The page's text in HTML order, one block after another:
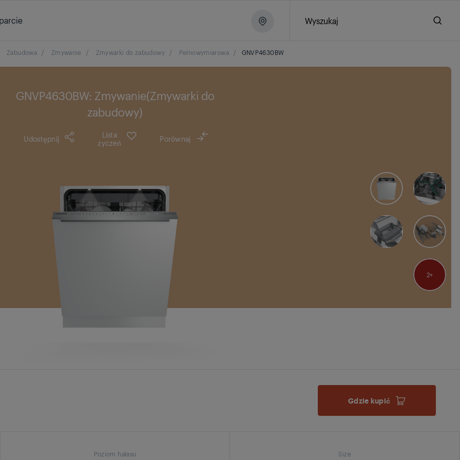
Wyszukaj
Zabudowa / Zmywanie / Zmywarki do zabudowy / Pełnowymiarowa / GNVP4630BW
GNVP4630BW: Zmywanie(Zmywarki do
zabudowy)
Udostępnij
Lista
życzeń
Porównaj
2
Gdzie kupić
Poziom hałasu Size